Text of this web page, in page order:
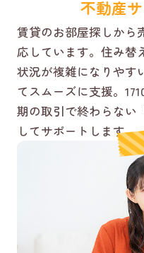
不動産
賃貸のお部屋探しから
応しています。住み替
状況が複雑になりやす
てスムーズに支援。
期の取引で終わらない
してサポートします。